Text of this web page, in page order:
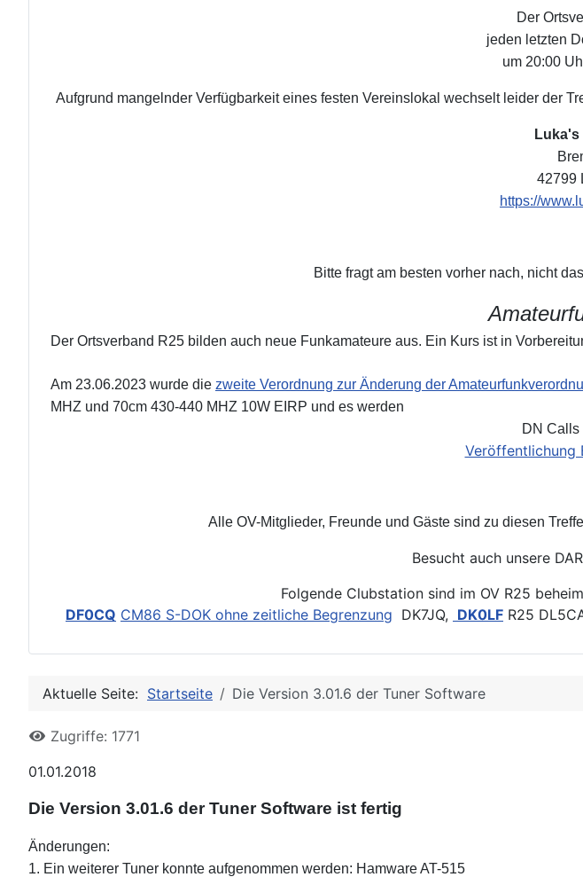
Der
jeden letzten
um 20:00
Aufgrund mangelnder Verfügbarkeit eines festen Vereinslokal wechselt leider der
Luka's
42799
https://
Bitte fragt am besten vorher nach, nicht
Der Ortsverband R25 bilden auch neue Funkamateure aus. Ein Kurs ist in
Am 23.06.2023 wurde die zweite Verordnung zur Änderung der
MHZ und 70cm 430-440 MHZ 10W EIRP und es werden
DN Calls
Veröffentlichung
Alle OV-Mitglieder, Freunde und Gäste sind zu diesen
Besucht auch unsere
Folgende Clubstation sind im OV R25
DF0CQ CM86 S-DOK ohne zeitliche Begrenzung DK7JQ, DK0LF R25
Aktuelle Seite: Startseite Die Version 3.01.6 der Tuner Software
Zugriffe: 1771
01.01.2018
Die Version 3.01.6 der Tuner Software ist fertig
Änderungen:
1. Ein weiterer Tuner konnte aufgenommen werden: Hamware AT-515